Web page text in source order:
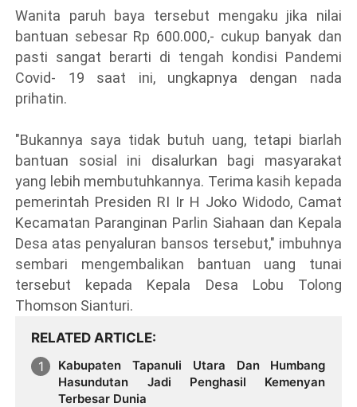
Wanita paruh baya tersebut mengaku jika nilai
bantuan sebesar Rp 600.000,- cukup banyak dan
pasti sangat berarti di tengah kondisi Pandemi
Covid- 19 saat ini, ungkapnya dengan nada
prihatin.
"Bukannya saya tidak butuh uang, tetapi biarlah
bantuan sosial ini disalurkan bagi masyarakat
yang lebih membutuhkannya. Terima kasih kepada
pemerintah Presiden RI Ir H Joko Widodo, Camat
Kecamatan Paranginan Parlin Siahaan dan Kepala
Desa atas penyaluran bansos tersebut," imbuhnya
sembari mengembalikan bantuan uang tunai
tersebut kepada Kepala Desa Lobu Tolong
Thomson Sianturi.
RELATED ARTICLE
Kabupaten Tapanuli Utara Dan Humbang
Hasundutan Jadi Penghasil Kemenyan
Terbesar Dunia